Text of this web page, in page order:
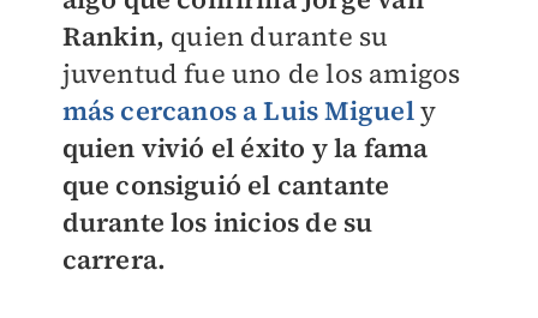
Rankin, quien durante su
juventud fue uno de los amigos
más cercanos a Luis Miguely
quien vivió el éxito y la fama
que consiguió el cantante
durante los inicios de su
carrera.